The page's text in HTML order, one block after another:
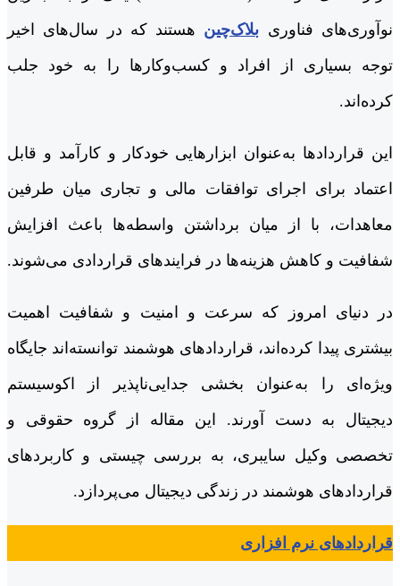
نوآوری‌های فناوری بلاک‌چین هستند که در سال‌های اخیر
توجه بسیاری از افراد و کسب‌وکارها را به خود جلب
کرده‌اند.
این قراردادها به‌عنوان ابزارهایی خودکار و کارآمد و قابل
اعتماد برای اجرای توافقات مالی و تجاری میان طرفین
معاهدات، با از میان برداشتن واسطه‌ها باعث افزایش
شفافیت و کاهش هزینه‌ها در فرایندهای قراردادی می‌شوند.
در دنیای امروز که سرعت و امنیت و شفافیت اهمیت
بیشتری پیدا کرده‌اند، قراردادهای هوشمند توانسته‌اند جایگاه
ویژه‌ای را به‌عنوان بخشی جدایی‌ناپذیر از اکوسیستم
دیجیتال به دست آورند. این مقاله از گروه حقوقی و
تخصصی وکیل سایبری، به بررسی چیستی و کاربردهای
قراردادهای هوشمند در زندگی دیجیتال می‌پردازد.
قراردادهای نرم افزاری